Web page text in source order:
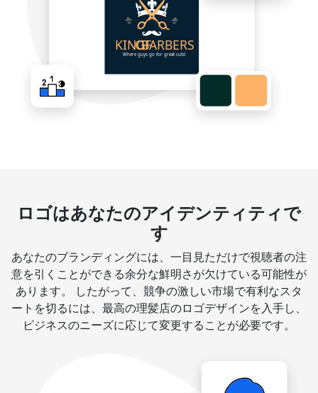
ロゴはあなたのアイデンティティで
す
あなたのブランディングには、一目見ただけで視聴者の注
意を引くことができる余分な鮮明さが欠けている可能性が
あります。 したがって、競争の激しい市場で有利なスタ
ートを切るには、最高の理髪店のロゴデザインを入手し、
ビジネスのニーズに応じて変更することが必要です。